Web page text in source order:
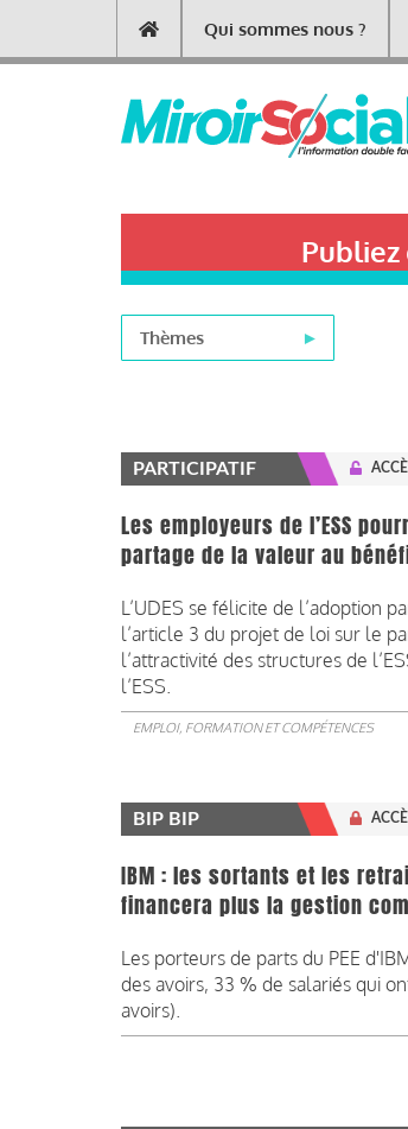
contenu
Main
navigation
Qui sommes nous ?
Publiez
Thèmes
PARTICIPATIF
Les employeurs de l’ESS
partage de la valeur au
L’UDES se félicite de l’adoption
l’article 3 du projet de loi sur le
l’attractivité des structures de
l’ESS.
EMPLOI, FORMATION ET COMPÉTENCES
BIP BIP
IBM : les sortants et les
financera plus la gestion
Les porteurs de parts du PEE
des avoirs, 33 % de salariés qui
avoirs).